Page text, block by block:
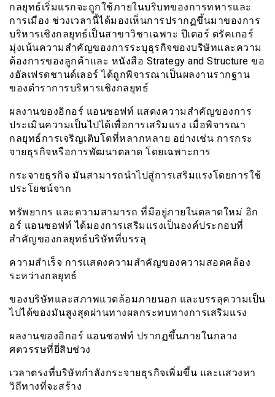
กลยุทธ์เริ่มแรกจะถูกใช้ภายในบริบทของการทหารและ
การเมือง ช่วงเวลานี้ได้มองเห็นการปรากฏขึ้นมาของการ
บริหารเชิงกลยุทธ์เป็นสาขาวิชาเฉพาะ ปีเตอร์ ดรัคเกอร์
มุ่งเน้นความสำคัญของการระบุธุรกิจของบริษัทและความ
ต้องการของลูกค้าและ หนังสือ Strategy and Structure ขอ
งอัลเฟรดชานด์เลอร์ ได้ถูกพิจารณาเป็นผลงานรากฐาน
ของตำราการบริหารเชิงกลยุทธ์
ผลงานของอิกอร์ แอนซอฟท์ แสดงความสำคัญของการ
ประเมินความเป็นไปได้เพื่อการเสริมแรง เมื่อพิจารณา
กลยุทธ์การเจริญเติบโตที่หลากหลาย อย่างเช่น การกระ
จายธุรกิจหรือการพัฒนาตลาด โดยเฉพาะการ
กระจายธุรกิจ มันสามารถนำไปสู่การเสริมแรงโดยการใช้
ประโยชน์จาก
ทรัพยากร และความสามารถ ที่มีอยู่ภายในตลาดใหม่ อิก
อร์ แอนซอฟท์ ได้มองการเสริมแรงเป็นองค์ประกอบที่
สำคัญของกลยุทธ์บริษัทที่บรรลุ
ความสำเร็จ การเเสดงความสำคัญของความสอดคล้อง
ระหว่างกลยุทธ์
ของบริษัทและสภาพแวดล้อมภายนอก และบรรลุความเป็น
ไปได้ของมันสูงสุดผ่านทางผลกระทบทางการเสริมแรง
ผลงานของอิกอร์ แอนซอฟท์ ปรากฏขึ้นภายในกลาง
ศตวรรษที่ยี่สิบช่วง
เวลาตรงที่บริษัทกำลังกระจายธุรกิจเพิ่มขึ้น และเเสวงหา
วิถีทางที่จะสร้าง